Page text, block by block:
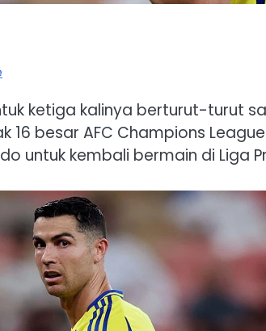
ketiga kalinya berturut-turut
16 besar AFC Champions
untuk kembali bermain di Liga